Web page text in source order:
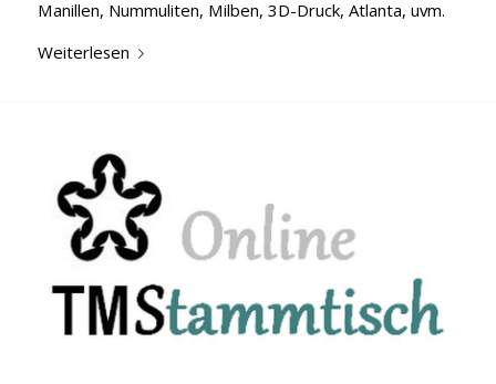
Manillen, Nummuliten, Milben, 3D-Druck, Atlanta, uvm.
Weiterlesen